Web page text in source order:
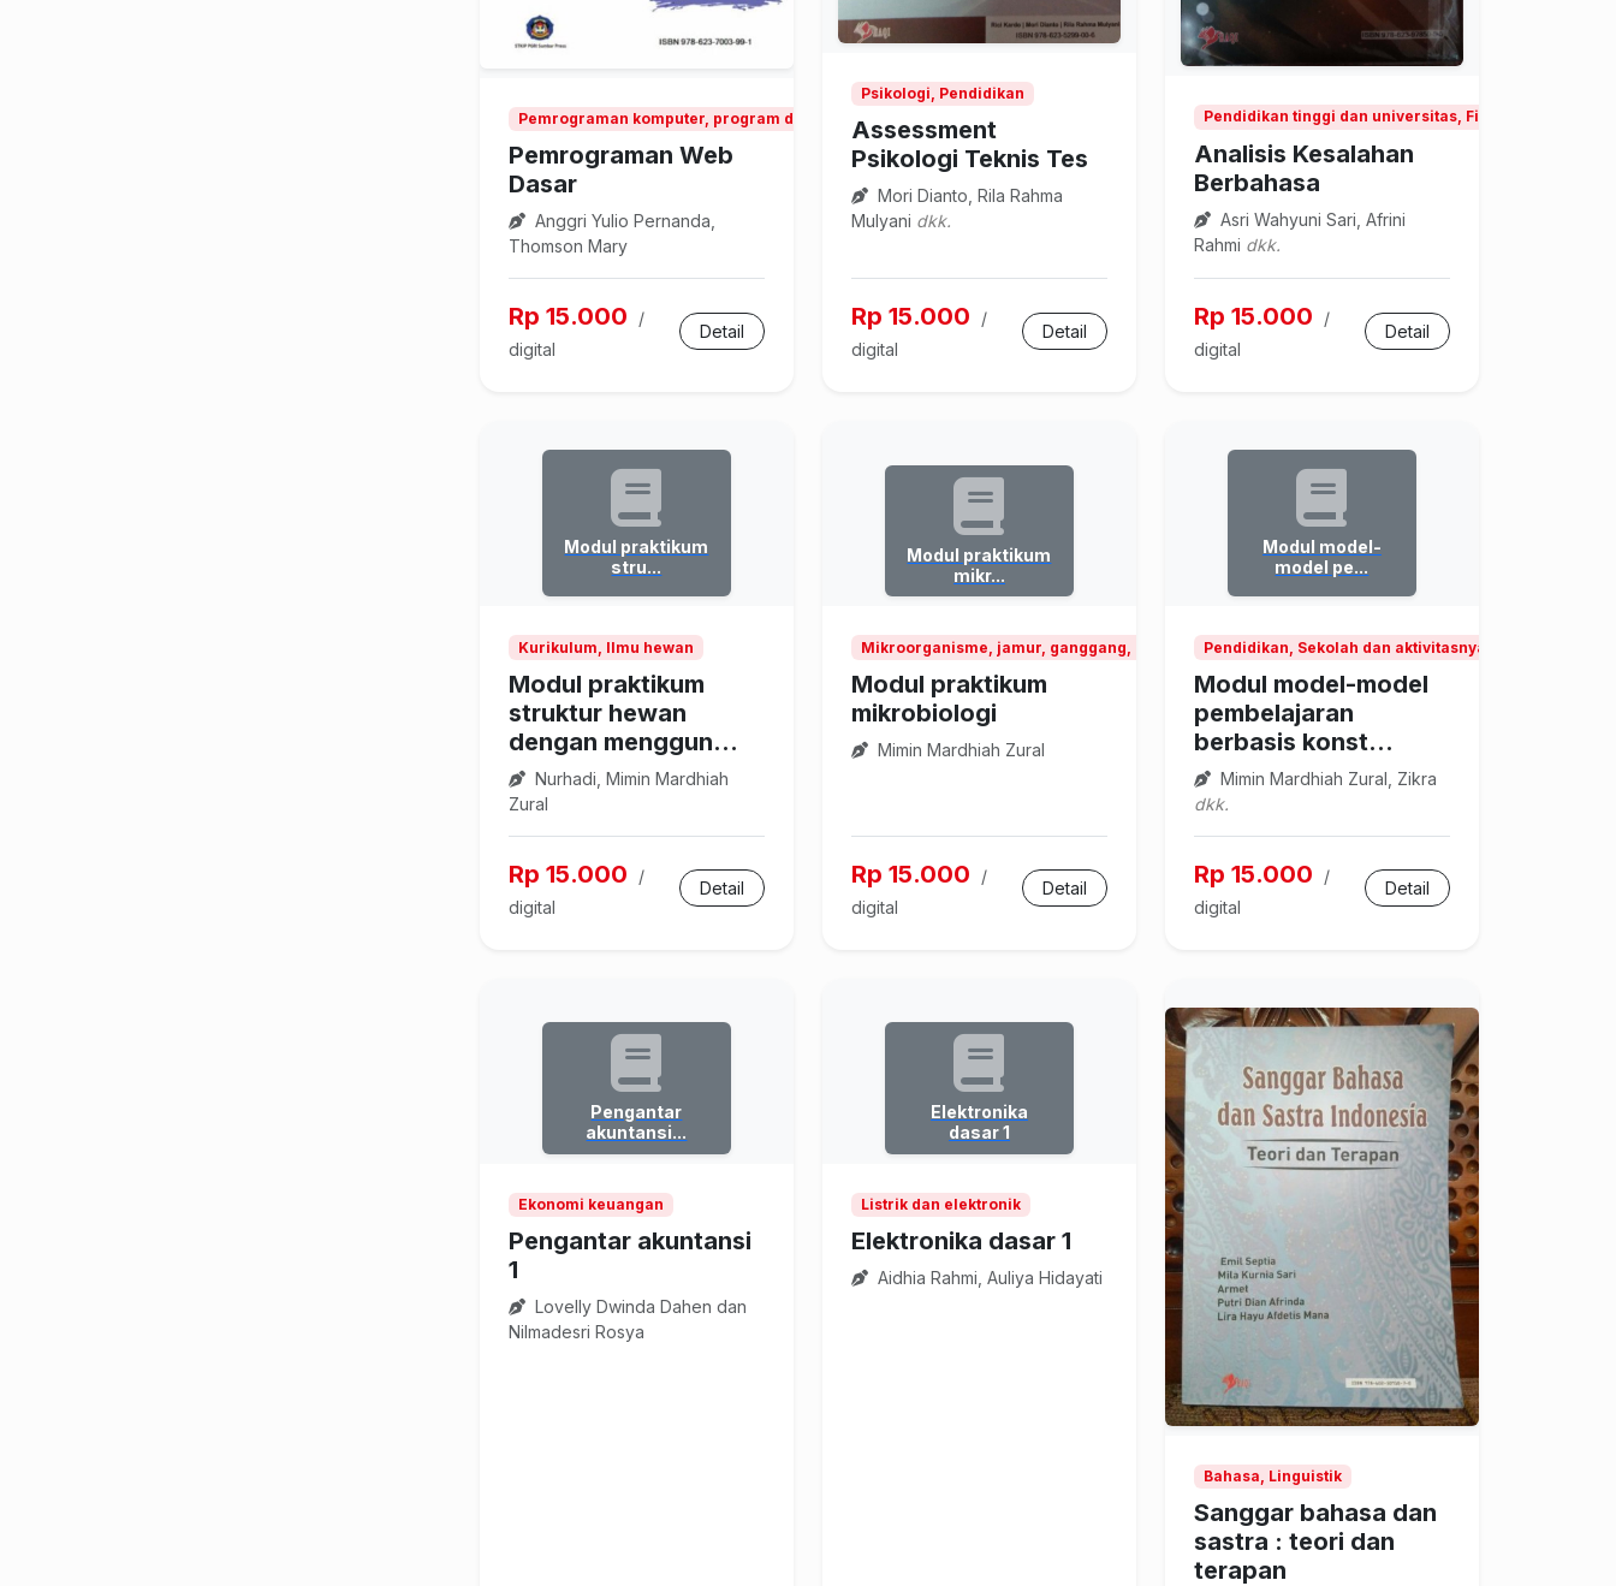
Pemrograman komputer, program dan data, Pendidikan dan riset teknologi
Pemrograman Web
Dasar
Anggri Yulio Pernanda,
Thomson Mary
Rp 15.000
/
digital
Detail
Psikologi, Pendidikan
Assessment
Psikologi Teknis Tes
Mori Dianto, Rila Rahma
Mulyani dkk.
Rp 15.000
/
digital
Detail
Pendidikan tinggi dan universitas, Filsafat dan teori
Analisis Kesalahan
Berbahasa
Asri Wahyuni Sari, Afrini
Rahmi dkk.
Rp 15.000
/
digital
Detail
Modul praktikum
stru...
Kurikulum, Ilmu hewan
Modul praktikum
struktur hewan
dengan menggun...
Nurhadi, Mimin Mardhiah
Zural
Rp 15.000
/
digital
Detail
Modul praktikum
mikr...
Mikroorganisme, jamur, ganggang, Pendidikan dan riset teknologi
Modul praktikum
mikrobiologi
Mimin Mardhiah Zural
Rp 15.000
/
digital
Detail
Modul model-
model pe...
Pendidikan, Sekolah dan aktivitasnya
Modul model-model
pembelajaran
berbasis konst...
Mimin Mardhiah Zural, Zikra
dkk.
Rp 15.000
/
digital
Detail
Pengantar
akuntansi...
Ekonomi keuangan
Pengantar akuntansi
1
Lovelly Dwinda Dahen dan
Nilmadesri Rosya
Elektronika
dasar 1
Listrik dan elektronik
Elektronika dasar 1
Aidhia Rahmi, Auliya Hidayati
Bahasa, Linguistik
Sanggar bahasa dan
sastra : teori dan
terapan